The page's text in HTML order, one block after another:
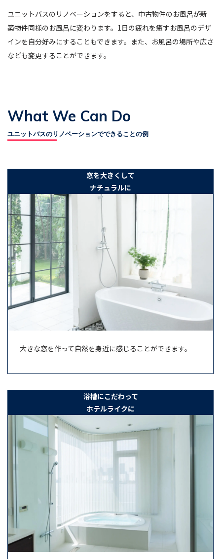
ユニットバスのリノベーションをすると、中古物件のお風呂が新
築物件同様のお風呂に変わります。1日の疲れを癒すお風呂のデザ
インを自分好みにすることもできます。また、お風呂の場所や広さ
なども変更することができます。
What We Can Do
ユニットバスのリノベーションでできることの例
窓を大きくして
ナチュラルに
大きな窓を作って自然を身近に感じることができます。
浴槽にこだわって
ホテルライクに